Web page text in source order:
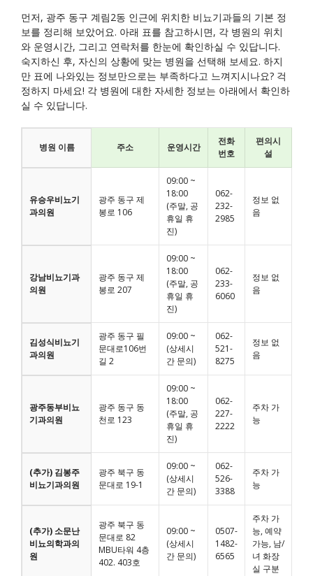
먼저, 광주 동구 계림2동 인근에 위치한 비뇨기과들의 기본 정
보를 정리해 보았어요. 아래 표를 참고하시면, 각 병원의 위치
와 운영시간, 그리고 연락처를 한눈에 확인하실 수 있답니다.
숙지하신 후, 자신의 상황에 맞는 병원을 선택해 보세요. 하지
만 표에 나와있는 정보만으로는 부족하다고 느껴지시나요? 걱
정하지 마세요! 각 병원에 대한 자세한 정보는 아래에서 확인하
실 수 있답니다.
병원 이름 주소 운영시간
전화
번호
편의시
설
유승우비뇨기
과의원
광주 동구 제
봉로 106
09:00 ~
18:00
(주말, 공
휴일 휴
진)
062-
232-
2985
정보 없
음
강남비뇨기과
의원
광주 동구 제
봉로 207
09:00 ~
18:00
(주말, 공
휴일 휴
진)
062-
233-
6060
정보 없
음
김성식비뇨기
과의원
광주 동구 필
문대로106번
길 2
09:00 ~
(상세시
간 문의)
062-
521-
8275
정보 없
음
광주동부비뇨
기과의원
광주 동구 동
천로 123
09:00 ~
18:00
(주말, 공
휴일 휴
진)
062-
227-
2222
주차 가
능
(추가) 김봉주
비뇨기과의원
광주 북구 동
문대로 19-1
09:00 ~
(상세시
간 문의)
062-
526-
3388
주차 가
능
(추가) 소문난
비뇨의학과의
원
광주 북구 동
문대로 82
MBU타워 4층
402. 403호
09:00 ~
(상세시
간 문의)
0507-
1482-
6565
주차 가
능, 예약
가능, 남/
녀 화장
실 구분